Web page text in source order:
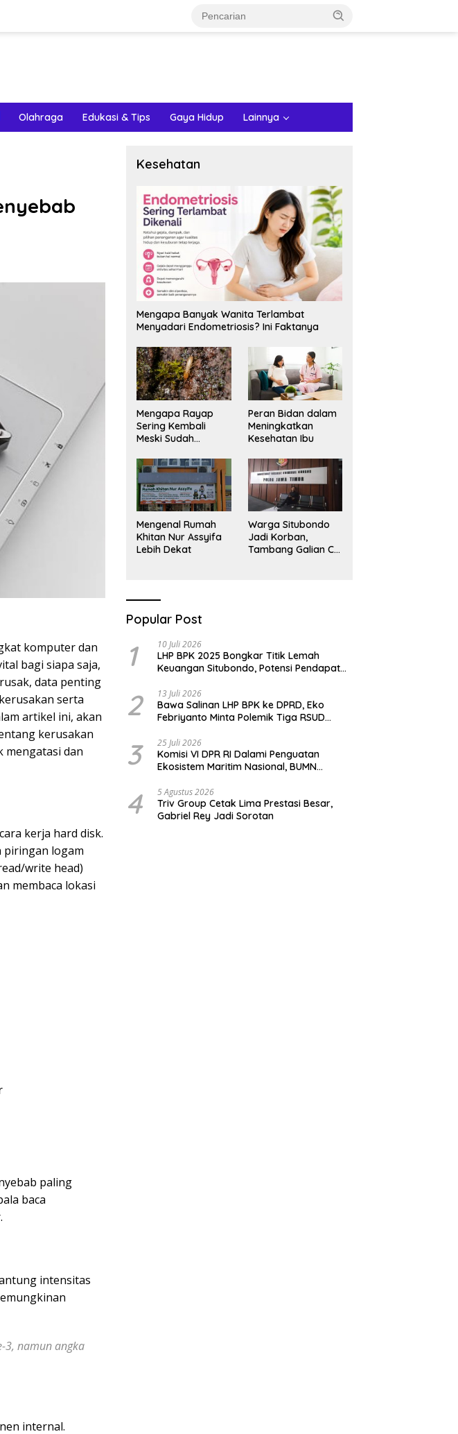
Olahraga Edukasi & Tips Gaya Hidup Lainnya
komputer dan
bagi siapa saja,
data penting
serta
artikel ini, akan
kerusakan
mengatasi dan
kerja hard disk.
piringan logam
write head)
membaca lokasi
paling
baca
intensitas
3, namun angka
internal.
Kesehatan
Mengapa Banyak Wanita Terlambat
Menyadari Endometriosis? Ini Faktanya
Mengapa Rayap
Sering Kembali
Meski Sudah
Peran Bidan dalam
Meningkatkan
Kesehatan Ibu
Mengenal Rumah
Khitan Nur Assyifa
Lebih Dekat
Warga Situbondo
Jadi Korban,
Tambang Galian C
Popular Post
1 10 Juli 2026
LHP BPK 2025 Bongkar Titik Lemah
Keuangan Situbondo, Potensi Pendapatan
2 13 Juli 2026
Bawa Salinan LHP BPK ke DPRD, Eko
Febriyanto Minta Polemik Tiga RSUD
Opini
3 25 Juli 2026
Komisi VI DPR RI Dalami Penguatan
Ekosistem Maritim Nasional, BUMN
Surabaya
4 5 Agustus 2026
Triv Group Cetak Lima Prestasi Besar,
Gabriel Rey Jadi Sorotan